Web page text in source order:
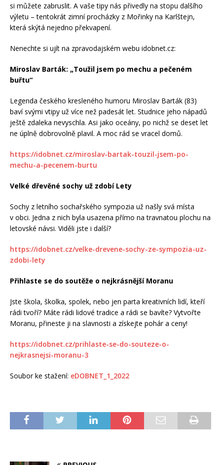
si můžete zabruslit. A vaše tipy nás přivedly na stopu dalšího
výletu – tentokrát zimní procházky z Mořinky na Karlštejn,
která skýtá nejedno překvapení.
Nenechte si ujít na zpravodajském webu idobnet.cz:
Miroslav Barták: „Toužil jsem po mechu a pečeném
buřtu“
Legenda českého kresleného humoru Miroslav Barták (83)
baví svými vtipy už více než padesát let. Studnice jeho nápadů
ještě zdaleka nevyschla. Asi jako oceány, po nichž se deset let
ne úplně dobrovolně plavil. A moc rád se vracel domů.
https://idobnet.cz/miroslav-bartak-touzil-jsem-po-
mechu-a-pecenem-burtu
Velké dřevěné sochy už zdobí Lety
Sochy z letního sochařského sympozia už našly svá místa
v obci. Jedna z nich byla usazena přímo na travnatou plochu na
letovské návsi. Viděli jste i další?
https://idobnet.cz/velke-drevene-sochy-ze-sympozia-uz-
zdobi-lety
Přihlaste se do soutěže o nejkrásnější Moranu
Jste škola, školka, spolek, nebo jen parta kreativních lidí, kteří
rádi tvoří? Máte rádi lidové tradice a rádi se bavíte? Vytvořte
Moranu, přineste ji na slavnosti a získejte pohár a ceny!
https://idobnet.cz/prihlaste-se-do-souteze-o-
nejkrasnejsi-moranu-3
Soubor ke stažení: eDOBNET_1_2022